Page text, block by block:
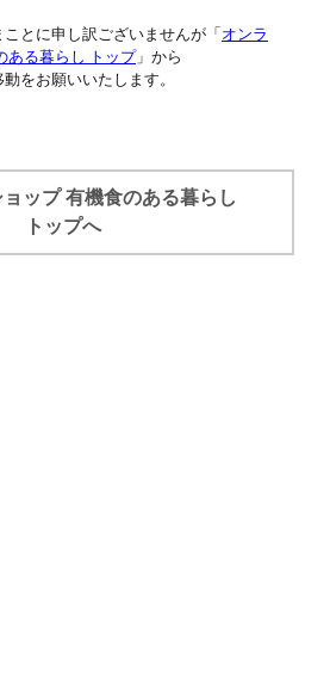
とに申し訳ございませんが「 オンラ
ある暮らし トップ」から
をお願いいたします。
ップ 有機食のある暮らし
トップへ